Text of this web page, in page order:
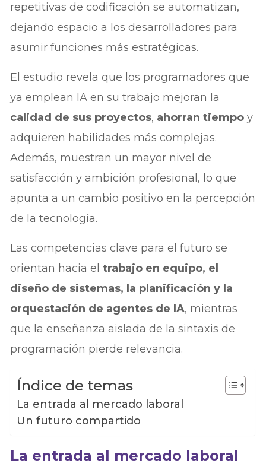
repetitivas de codificación se automatizan,
dejando espacio a los desarrolladores para
asumir funciones más estratégicas.
El estudio revela que los programadores que
ya emplean IA en su trabajo mejoran la
calidad de sus proyectos, ahorran tiempoy
adquieren habilidades más complejas.
Además, muestran un mayor nivel de
satisfacción y ambición profesional, lo que
apunta a un cambio positivo en la percepción
de la tecnología.
Las competencias clave para el futuro se
orientan hacia eltrabajo en equipo, el
diseño de sistemas, la planificación y la
orquestación de agentes de IA, mientras
que la enseñanza aislada de la sintaxis de
programación pierde relevancia.
Índice de temas
La entrada al mercado laboral
Un futuro compartido
La entrada al mercado laboral